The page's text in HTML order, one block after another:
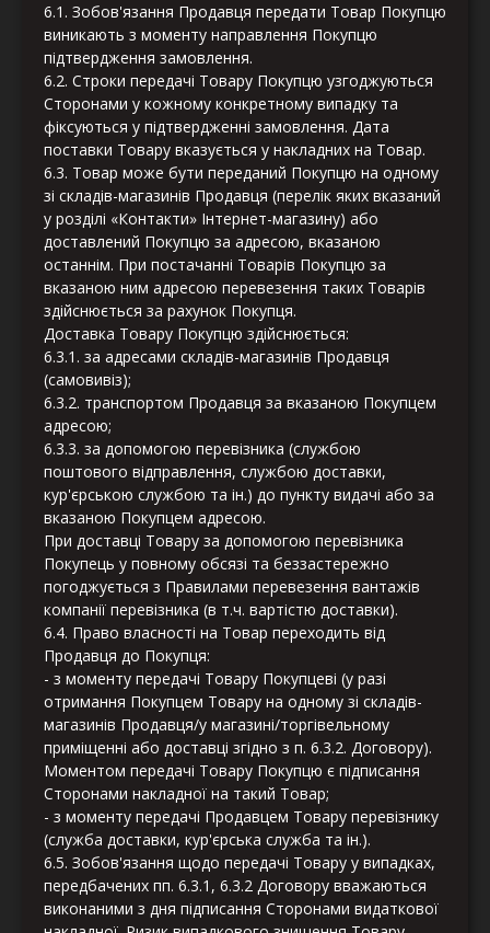
6.1. Зобов'язання Продавця передати Товар Покупцю
виникають з моменту направлення Покупцю
підтвердження замовлення.
6.2. Строки передачі Товару Покупцю узгоджуються
Сторонами у кожному конкретному випадку та
фіксуються у підтвердженні замовлення. Дата
поставки Товару вказується у накладних на Товар.
6.3. Товар може бути переданий Покупцю на одному
зі складів-магазинів Продавця (перелік яких вказаний
у розділі «Контакти» Інтернет-магазину) або
доставлений Покупцю за адресою, вказаною
останнім. При постачанні Товарів Покупцю за
вказаною ним адресою перевезення таких Товарів
здійснюється за рахунок Покупця.
Доставка Товару Покупцю здійснюється:
6.3.1. за адресами складів-магазинів Продавця
(самовивіз);
6.3.2. транспортом Продавця за вказаною Покупцем
адресою;
6.3.3. за допомогою перевізника (службою
поштового відправлення, службою доставки,
кур'єрською службою та ін.) до пункту видачі або за
вказаною Покупцем адресою.
При доставці Товару за допомогою перевізника
Покупець у повному обсязі та беззастережно
погоджується з Правилами перевезення вантажів
компанії перевізника (в т.ч. вартістю доставки).
6.4. Право власності на Товар переходить від
Продавця до Покупця:
- з моменту передачі Товару Покупцеві (у разі
отримання Покупцем Товару на одному зі складів-
магазинів Продавця/у магазині/торгівельному
приміщенні або доставці згідно з п. 6.3.2. Договору).
Моментом передачі Товару Покупцю є підписання
Сторонами накладної на такий Товар;
- з моменту передачі Продавцем Товару перевізнику
(служба доставки, кур'єрська служба та ін.).
6.5. Зобов'язання щодо передачі Товару у випадках,
передбачених пп. 6.3.1, 6.3.2 Договору вважаються
виконаними з дня підписання Сторонами видаткової